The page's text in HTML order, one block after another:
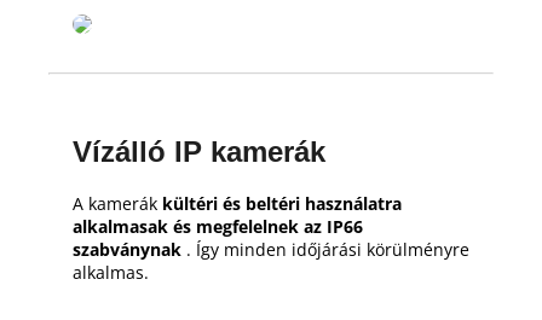
Vízálló IP kamerák
A kamerák kültéri és beltéri használatra
alkalmasak és megfelelnek az IP66
szabványnak . Így minden időjárási körülményre
alkalmas.